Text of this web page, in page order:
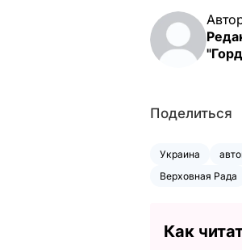
Поделиться
Украина
Верховная Рада
Как